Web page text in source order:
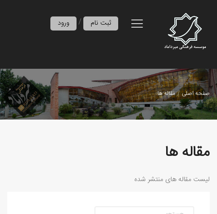
ورود / ثبت نام
صفحه اصلی مقاله ها
مقاله ها
لیست مقاله های منتشر شده